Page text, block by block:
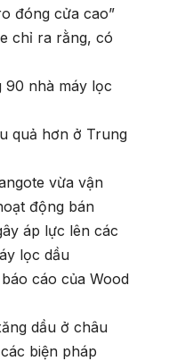
đóng cửa cao”
chỉ ra rằng, có
90 nhà máy lọc
quả hơn ở Trung
vừa vận
động bán
áp lực lên các
lọc dầu
cáo của Wood
dầu ở châu
biện pháp